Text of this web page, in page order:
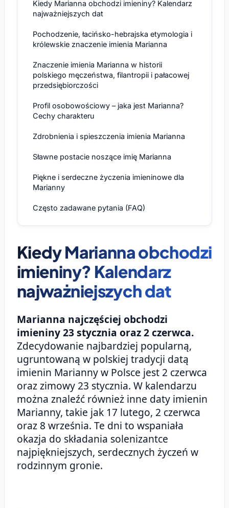
Kiedy Marianna obchodzi imieniny? Kalendarz
najważniejszych dat
Pochodzenie, łacińsko-hebrajska etymologia i
królewskie znaczenie imienia Marianna
Znaczenie imienia Marianna w historii
polskiego męczeństwa, filantropii i pałacowej
przedsiębiorczości
Profil osobowościowy – jaka jest Marianna?
Cechy charakteru
Zdrobnienia i spieszczenia imienia Marianna
Sławne postacie noszące imię Marianna
Piękne i serdeczne życzenia imieninowe dla
Marianny
Często zadawane pytania (FAQ)
Kiedy Marianna obchodzi
imieniny? Kalendarz
najważniejszych dat
Marianna najczęściej obchodzi
imieniny 23 stycznia oraz 2 czerwca.
Zdecydowanie najbardziej popularną,
ugruntowaną w polskiej tradycji datą
imienin Marianny w Polsce jest 2 czerwca
oraz zimowy 23 stycznia. W kalendarzu
można znaleźć również inne daty imienin
Marianny, takie jak 17 lutego, 2 czerwca
oraz 8 września. Te dni to wspaniała
okazja do składania solenizantce
najpiękniejszych, serdecznych życzeń w
rodzinnym gronie.